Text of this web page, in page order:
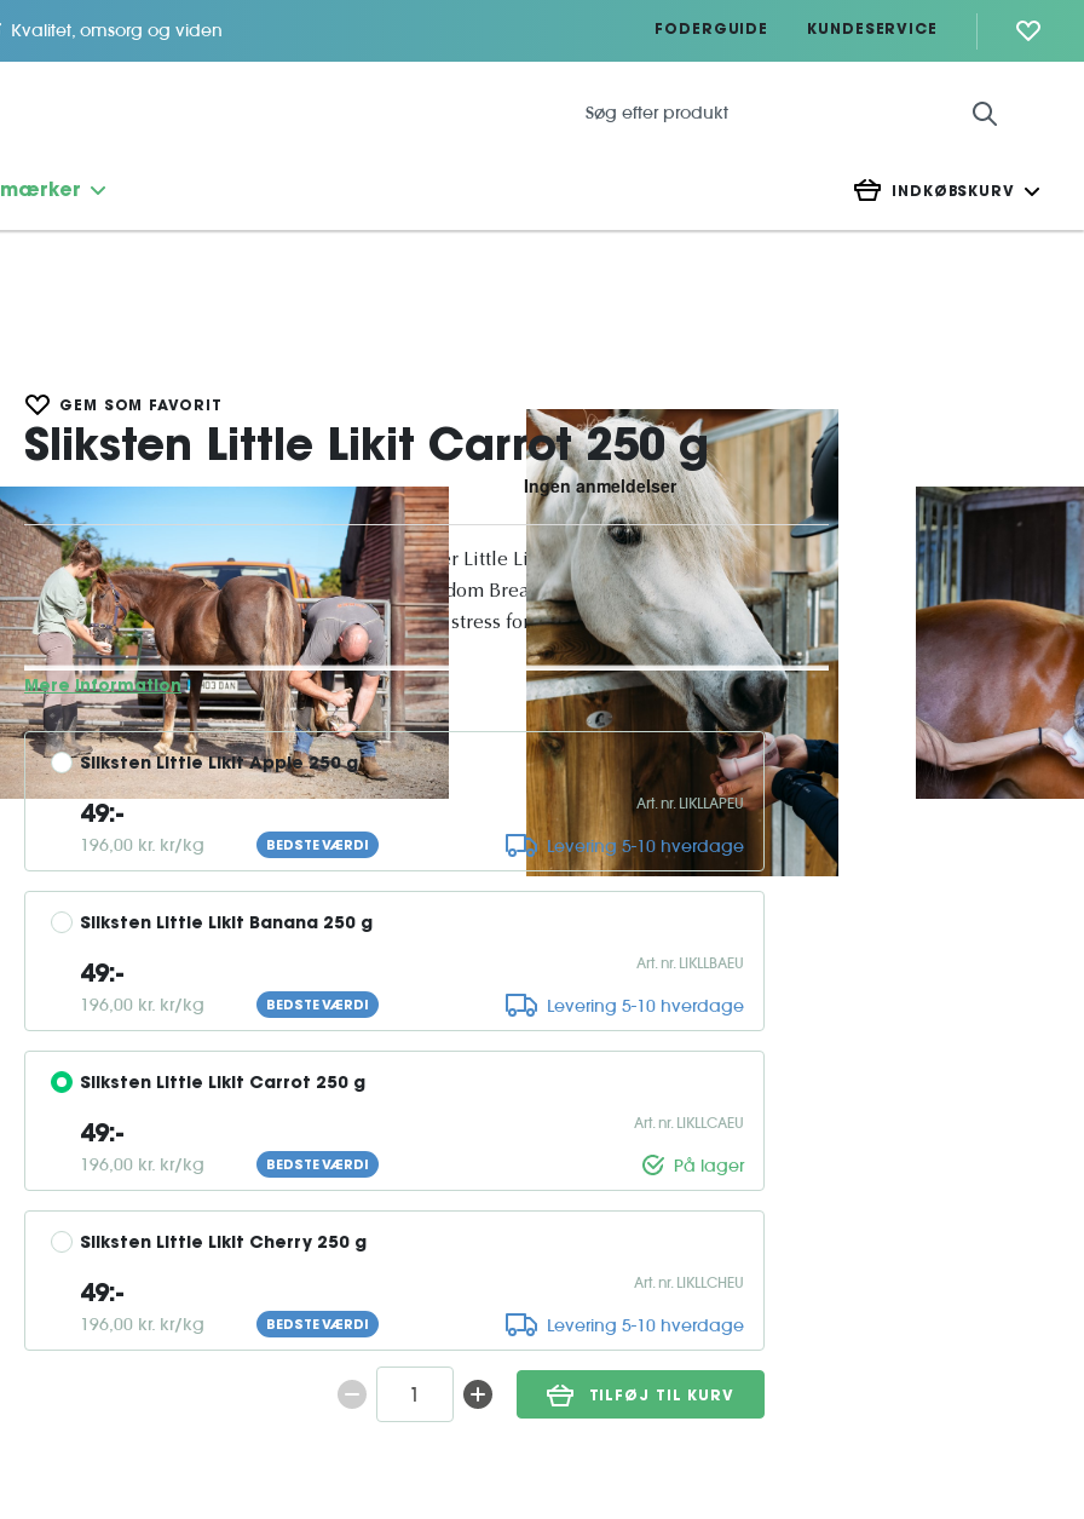
Kvalitet, omsorg og viden FODERGUIDE KUNDESERVICE
INDKØBSKURV
GEM SOM FAVORIT
Sliksten Little Likit Carrot 250 g
Little Likit – Lækker aktivering til heste og ponyer Little Likit er velsmagende slikkepenge
designet til brug med Likit-holdere og Likit Boredom Breaker. De er perfekte til at gøre
tiden i boksen mere underholdende og reducere stress for heste og ponyer. Med deres
fantastiske smag og naturlige glukosebas...
Mere information
Sliksten Little Likit Apple 250 g
49:-
196,00 kr. kr/kg BEDSTE VÆRDI
Art. nr. LIKLLAPEU
Levering 5-10 hverdage
Sliksten Little Likit Banana 250 g
49:-
196,00 kr. kr/kg BEDSTE VÆRDI
Art. nr. LIKLLBAEU
Levering 5-10 hverdage
Sliksten Little Likit Carrot 250 g
49:-
196,00 kr. kr/kg BEDSTE VÆRDI
Art. nr. LIKLLCAEU
På lager
Sliksten Little Likit Cherry 250 g
49:-
196,00 kr. kr/kg BEDSTE VÆRDI
Art. nr. LIKLLCHEU
Levering 5-10 hverdage
TILFØJ TIL KURV